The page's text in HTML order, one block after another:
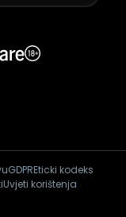
GDPREticki kodeks
Uvjeti korištenja